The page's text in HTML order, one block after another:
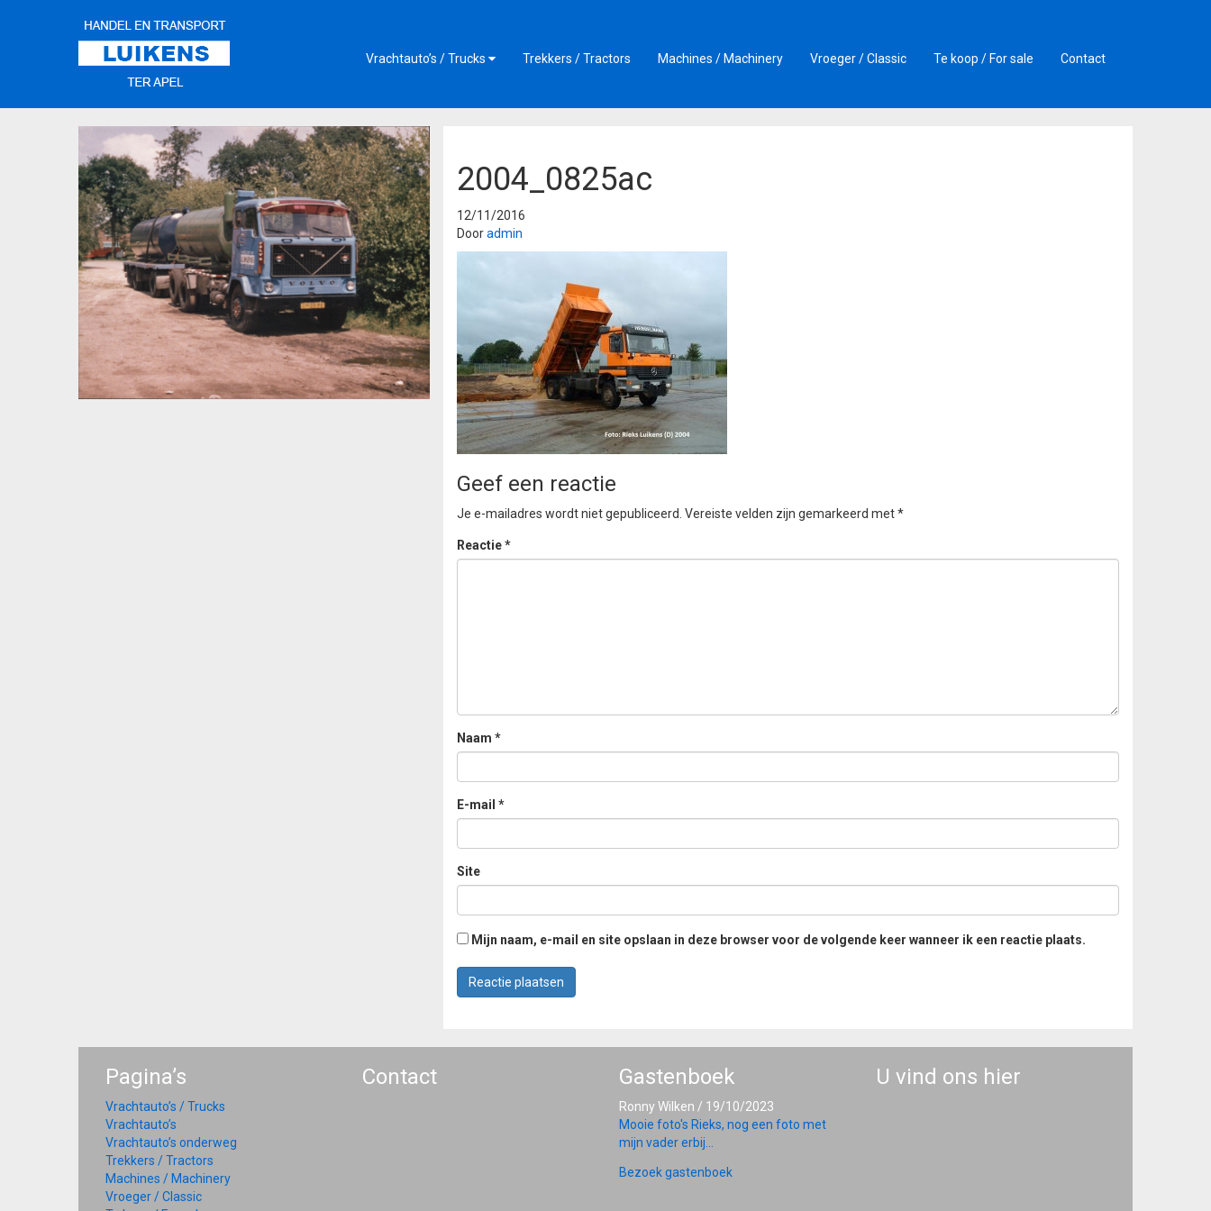
Vrachtauto’s / Trucks Trekkers / Tractors Machines / Machinery Vroeger / Classic Te koop / For sale Contact
2004_0825ac
12/11/2016
Dooradmin
Geef een reactie
Je e-mailadres wordt niet gepubliceerd. Vereiste velden zijn gemarkeerd met*
Reactie*
Naam *
E-mail *
Site
Mijn naam, e-mail en site opslaan in deze browser voor de volgende keer wanneer ik een reactie plaats.
Pagina’s
Vrachtauto’s / Trucks
Vrachtauto’s
Vrachtauto’s onderweg
Trekkers / Tractors
Machines / Machinery
Vroeger / Classic
Contact Gastenboek
Ronny Wilken / 19/10/2023
Mooie foto's Rieks, nog een foto met
mijn vader erbij...
Bezoek gastenboek
U vind ons hier